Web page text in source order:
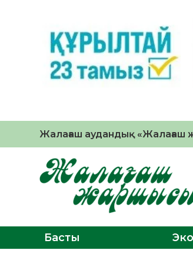
Жалағаш аудандық «Жалағаш
Басты